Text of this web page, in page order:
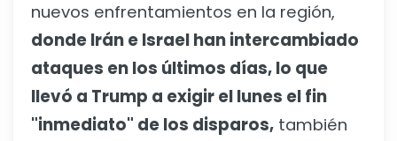
nuevos enfrentamientos en la región,
donde Irán e Israel han intercambiado
ataques en los últimos días, lo que
llevó a Trump a exigir el lunes el fin
"inmediato" de los disparos, también